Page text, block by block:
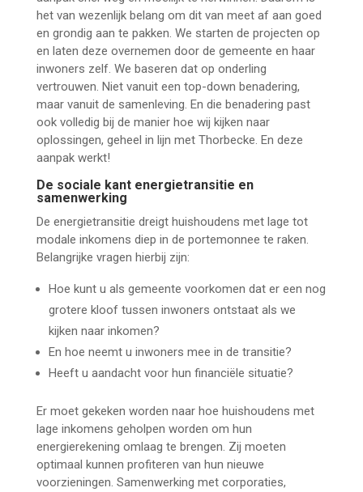
het van wezenlijk belang om dit van meet af aan goed
en grondig aan te pakken. We starten de projecten op
en laten deze overnemen door de gemeente en haar
inwoners zelf. We baseren dat op onderling
vertrouwen. Niet vanuit een top-down benadering,
maar vanuit de samenleving. En die benadering past
ook volledig bij de manier hoe wij kijken naar
oplossingen, geheel in lijn met Thorbecke. En deze
aanpak werkt!
De sociale kant energietransitie en
samenwerking
De energietransitie dreigt huishoudens met lage tot
modale inkomens diep in de portemonnee te raken.
Belangrijke vragen hierbij zijn:
Hoe kunt u als gemeente voorkomen dat er een nog
grotere kloof tussen inwoners ontstaat als we
kijken naar inkomen?
En hoe neemt u inwoners mee in de transitie?
Heeft u aandacht voor hun financiële situatie?
Er moet gekeken worden naar hoe huishoudens met
lage inkomens geholpen worden om hun
energierekening omlaag te brengen. Zij moeten
optimaal kunnen profiteren van hun nieuwe
voorzieningen. Samenwerking met corporaties,